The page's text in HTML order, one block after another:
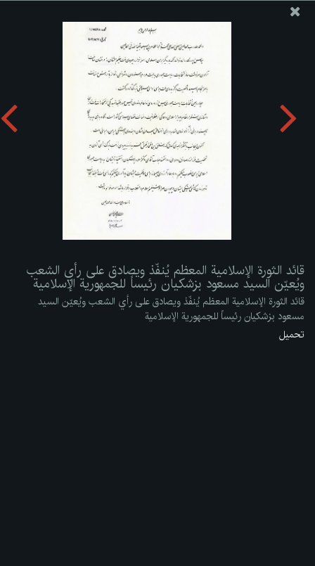
موقع مکتب سماحة القائد آية الله العظمى الخامنئي
قائد الثورة الإسلامية المعظم يُنفّذ ويصادق على رأي الشعب
ويُعيّن السيد مسعود بزشكيان رئيساً للجمهورية الإسلامية
قائد الثورة الإسلامية المعظم يُنفّذ ويصادق على رأي الشعب
ويُعيّن السيد مسعود بزشكيان رئيساً للجمهورية الإسلامية
قائد الثورة الإسلامية المعظم يُنفّذ ويصادق على رأي الشعب ويُعيّن السيد
مسعود بزشكيان رئيساً للجمهورية الإسلامية
تحميل